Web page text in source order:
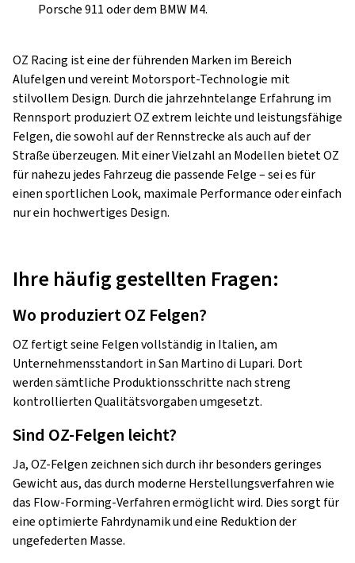
Porsche 911 oder dem BMW M4.
OZ Racing ist eine der führenden Marken im Bereich
Alufelgen und vereint Motorsport-Technologie mit
stilvollem Design. Durch die jahrzehntelange Erfahrung im
Rennsport produziert OZ extrem leichte und leistungsfähige
Felgen, die sowohl auf der Rennstrecke als auch auf der
Straße überzeugen. Mit einer Vielzahl an Modellen bietet OZ
für nahezu jedes Fahrzeug die passende Felge – sei es für
einen sportlichen Look, maximale Performance oder einfach
nur ein hochwertiges Design.
Ihre häufig gestellten Fragen:
Wo produziert OZ Felgen?
OZ fertigt seine Felgen vollständig in Italien, am
Unternehmensstandort in San Martino di Lupari. Dort
werden sämtliche Produktionsschritte nach streng
kontrollierten Qualitätsvorgaben umgesetzt.
Sind OZ-Felgen leicht?
Ja, OZ-Felgen zeichnen sich durch ihr besonders geringes
Gewicht aus, das durch moderne Herstellungsverfahren wie
das Flow-Forming-Verfahren ermöglicht wird. Dies sorgt für
eine optimierte Fahrdynamik und eine Reduktion der
ungefederten Masse.